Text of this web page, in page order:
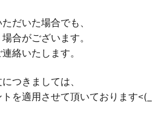
￥ 523,600
だいた場合でも、
合がございます。
絡いたします。
つきましては、
を適用させて頂いております<(_